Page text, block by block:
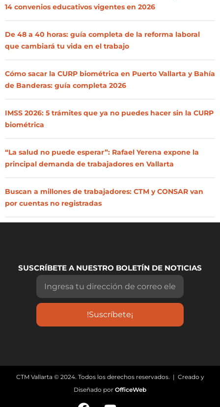
14 convenios educativos vigentes en 2026
De 48 a 40 horas: guía completa de la reforma laboral
que cambiará tu vida en el trabajo
Cómo sacar la CURP biométrica en Puerto Vallarta y Bahía
de Banderas: guía completa 2026
IMSS 2026: 5 trámites que ya no puedes hacer sin la CURP
biométrica
“La salud no puede esperar”: Rafael Yerena expone la
principal demanda de trabajadores en Vallarta
Buscan a millones de trabajadores: CTM y CONSAR van
por cuentas no registradas
SUSCRÍBETE A NUESTRO BOLETÍN DE NOTICIAS
!Suscríbete¡
CTM Vallarta © 2024. Todos los derechos reservados. | Creado y
Diseñado por OfficeWeb